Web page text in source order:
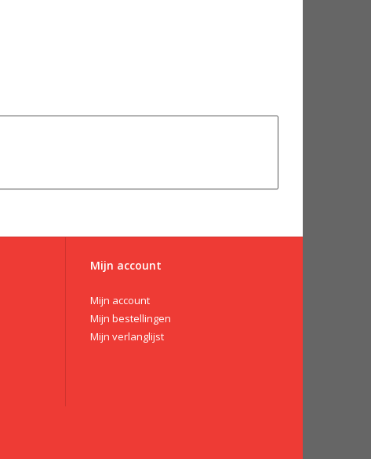
Mijn account
Mijn account
Mijn bestellingen
Mijn verlanglijst